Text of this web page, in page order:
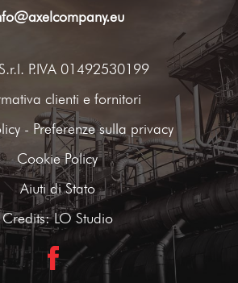
P.IVA 01492530199
clienti e fornitori
- Preferenze sulla privacy
Cookie Policy
Aiuti di Stato
Credits:LO Studio